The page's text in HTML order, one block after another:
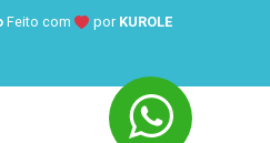
Feito com por KUROLE